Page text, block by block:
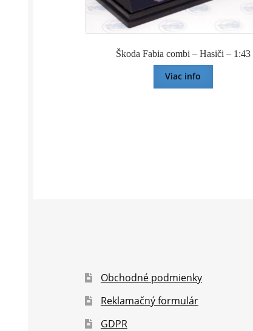
Škoda Fabia combi – Hasiči – 1:43
Viac info
Obchodné podmienky
Reklamačný formulár
GDPR